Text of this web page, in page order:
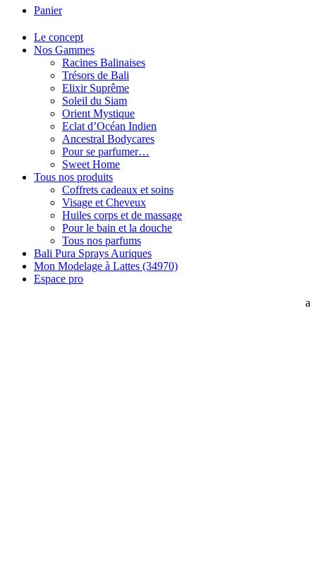
Panier
Le concept
Nos Gammes
Racines Balinaises
Trésors de Bali
Elixir Suprême
Soleil du Siam
Orient Mystique
Eclat d’Océan Indien
Ancestral Bodycares
Pour se parfumer…
Sweet Home
Tous nos produits
Coffrets cadeaux et soins
Visage et Cheveux
Huiles corps et de massage
Pour le bain et la douche
Tous nos parfums
Bali Pura Sprays Auriques
Mon Modelage à Lattes (34970)
Espace pro
a